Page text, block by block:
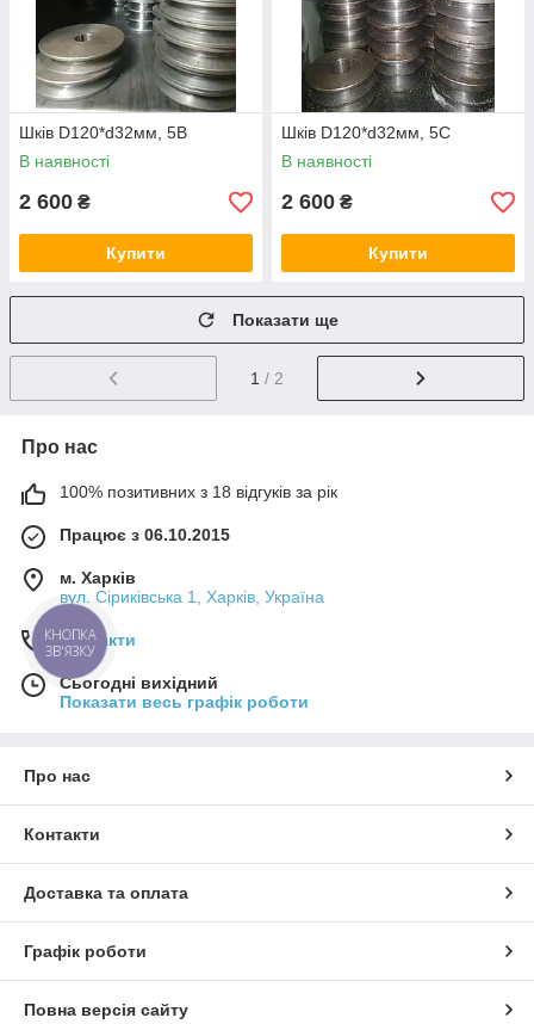
Шків D120*d32мм, 5В
В наявності
2 600 ₴
Купити
Шків D120*d32мм, 5С
В наявності
2 600 ₴
Купити
Показати ще
1 / 2
Про нас
100% позитивних з 18 відгуків за рік
Працює з 06.10.2015
м. Харків
вул. Сіриківська 1, Харків, Україна
Контакти
Сьогодні вихідний
Показати весь графік роботи
Про нас
Контакти
Доставка та оплата
Графік роботи
Повна версія сайту
КНОПКА
ЗВ'ЯЗКУ